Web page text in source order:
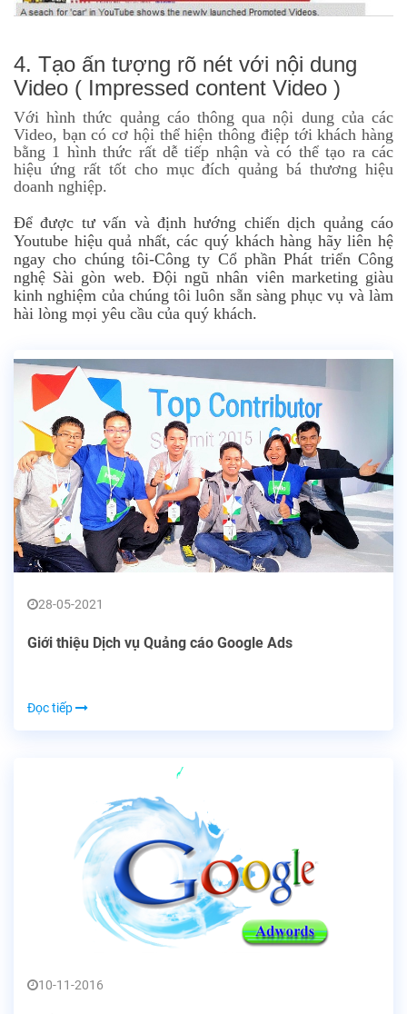
4. Tạo ấn tượng rõ nét với nội dung
Video ( Impressed content Video )
Với hình thức quảng cáo thông qua nội dung của các
Video, bạn có cơ hội thể hiện thông điệp tới khách hàng
bằng 1 hình thức rất dễ tiếp nhận và có thể tạo ra các
hiệu ứng rất tốt cho mục đích quảng bá thương hiệu
doanh nghiệp.
Để được tư vấn và định hướng chiến dịch quảng cáo
Youtube hiệu quả nhất, các quý khách hàng hãy liên hệ
ngay cho chúng tôi-Công ty Cổ phần Phát triển Công
nghệ Sài gòn web. Đội ngũ nhân viên marketing giàu
kinh nghiệm của chúng tôi luôn sẵn sàng phục vụ và làm
hài lòng mọi yêu cầu của quý khách.
28-05-2021
Giới thiệu Dịch vụ Quảng cáo Google Ads
Đọc tiếp
10-11-2016